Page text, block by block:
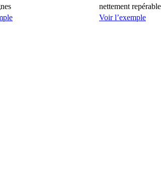
nettement repérable
Voir l’exemple